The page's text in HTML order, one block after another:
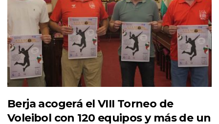
Berja acogerá el VIII Torneo de
Voleibol con 120 equipos y más de un